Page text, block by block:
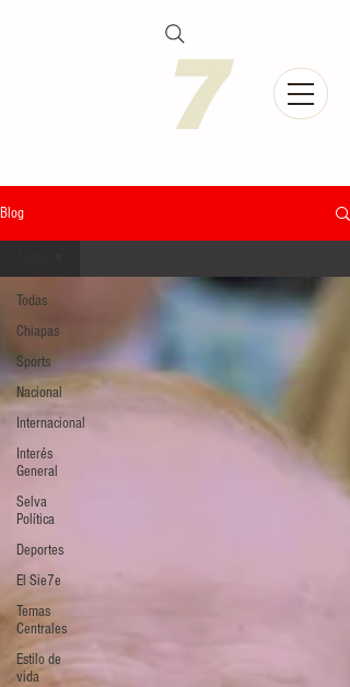
Blog
Todas
Chiapas
Sports
Nacional
Internacional
Interés
General
Selva
Política
Deportes
El Sie7e
Temas
Centrales
Estilo de
vida